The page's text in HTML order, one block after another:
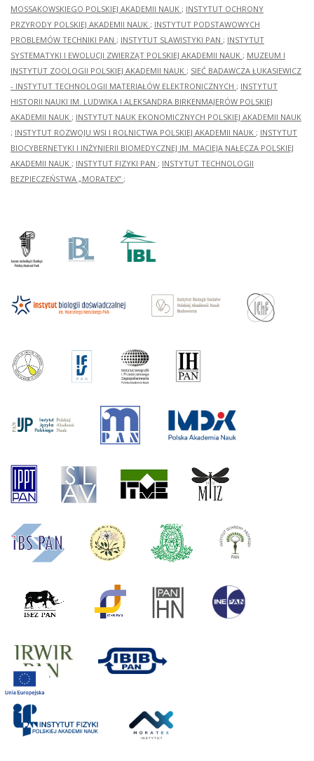
MOSSAKOWSKIEGO POLSKIEJ AKADEMII NAUK ; INSTYTUT OCHRONY
PRZYRODY POLSKIEJ AKADEMII NAUK ; INSTYTUT PODSTAWOWYCH
PROBLEMÓW TECHNIKI PAN ; INSTYTUT SLAWISTYKI PAN ; INSTYTUT
SYSTEMATYKI I EWOLUCJI ZWIERZĄT POLSKIEJ AKADEMII NAUK ; MUZEUM I
INSTYTUT ZOOLOGII POLSKIEJ AKADEMII NAUK ; SIEĆ BADAWCZA ŁUKASIEWICZ
- INSTYTUT TECHNOLOGII MATERIAŁÓW ELEKTRONICZNYCH ; INSTYTUT
HISTORII NAUKI IM. LUDWIKA I ALEKSANDRA BIRKENMAJERÓW POLSKIEJ
AKADEMII NAUK ; INSTYTUT NAUK EKONOMICZNYCH POLSKIEJ AKADEMII NAUK
; INSTYTUT ROZWOJU WSI I ROLNICTWA POLSKIEJ AKADEMII NAUK ; INSTYTUT
BIOCYBERNETYKI I INŻYNIERII BIOMEDYCZNEJ IM. MACIEJA NAŁĘCZA POLSKIEJ
AKADEMII NAUK ; INSTYTUT FIZYKI PAN ; INSTYTUT TECHNOLOGII
BEZPIECZEŃSTWA „MORATEX” ;